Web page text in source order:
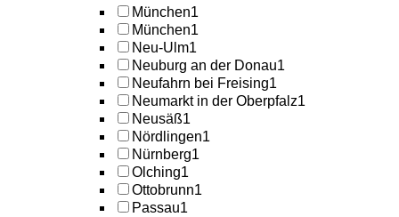
München1
München1
Neu-Ulm1
Neuburg an der Donau1
Neufahrn bei Freising1
Neumarkt in der Oberpfalz1
Neusäß1
Nördlingen1
Nürnberg1
Olching1
Ottobrunn1
Passau1